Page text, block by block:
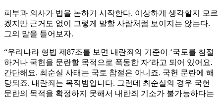
피부과 의사가 법을 논하기 시작한다. 이상하게 생각할지 모르
겠지만 근거도 없이 그렇게 말할 사람처럼 보이지는 않는다.
그의 말을 들어보자.
“우리나라 형법 제87조를 보면 내란죄의 기준이 ‘국토를 참절
하거나 국헌을 문란할 목적으로 폭동한 자’라고 되어 있어요.
간단해요. 최순실 사태는 국토 참절은 아니죠. 국헌 문란에 해
당되죠. 내란죄는 목적범입니다. 그런데 최순실의 경우 국헌
문란의 목적을 확정하지 못해서 내란죄 기소가 불가능하다는